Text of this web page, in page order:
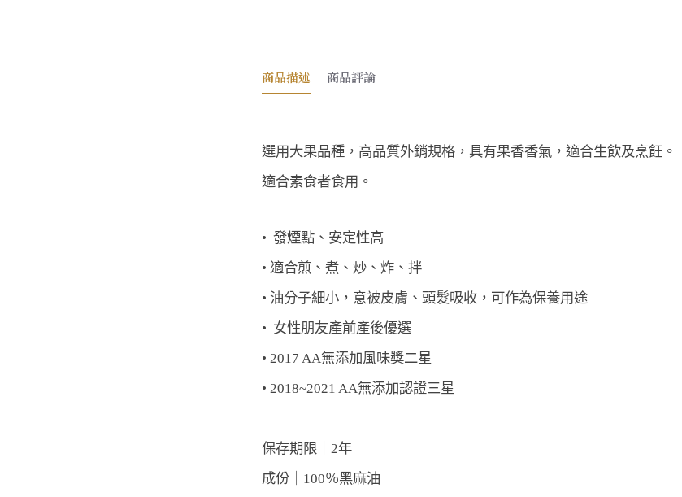
商品描述 商品評論
選用大果品種，高品質外銷規格，具有果香香氣，適合生飲及烹飪。
適合素食者食用。
• 發煙點、安定性高
• 適合煎、煮、炒、炸、拌
• 油分子細小，意被皮膚、頭髮吸收，可作為保養用途
• 女性朋友產前產後優選
• 2017 AA無添加風味獎二星
• 2018~2021 AA無添加認證三星
保存期限｜2年
成份｜100％黑麻油